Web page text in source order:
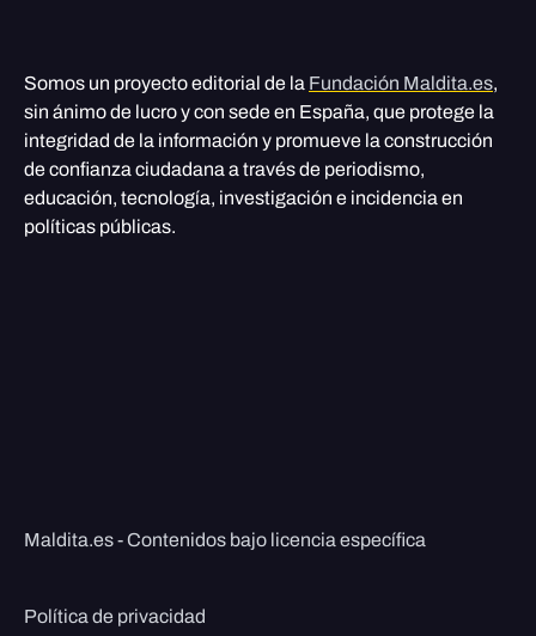
Somos un proyecto editorial de la Fundación Maldita.es,
sin ánimo de lucro y con sede en España, que protege la
integridad de la información y promueve la construcción
de confianza ciudadana a través de periodismo,
educación, tecnología, investigación e incidencia en
políticas públicas.
Maldita.es - Contenidos bajo licencia específica
Política de privacidad